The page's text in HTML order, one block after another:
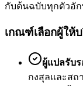
กับต้นฉบับทุกตัวอัก
เกณฑ์เลือกผู้ให้
ผู้แปลรับ
กงสุลและสถ